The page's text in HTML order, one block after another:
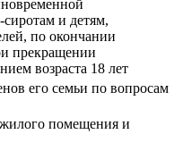
и детям,
по окончании
прекращении
возраста 18 лет
его семьи по вопросам
помещения и